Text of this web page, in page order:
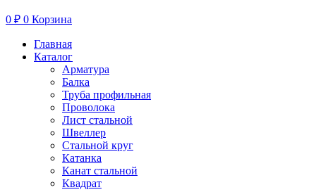
0 ₽ 0 Корзина
Главная
Каталог
Арматура
Балка
Труба профильная
Проволока
Лист стальной
Швеллер
Стальной круг
Катанка
Канат стальной
Квадрат